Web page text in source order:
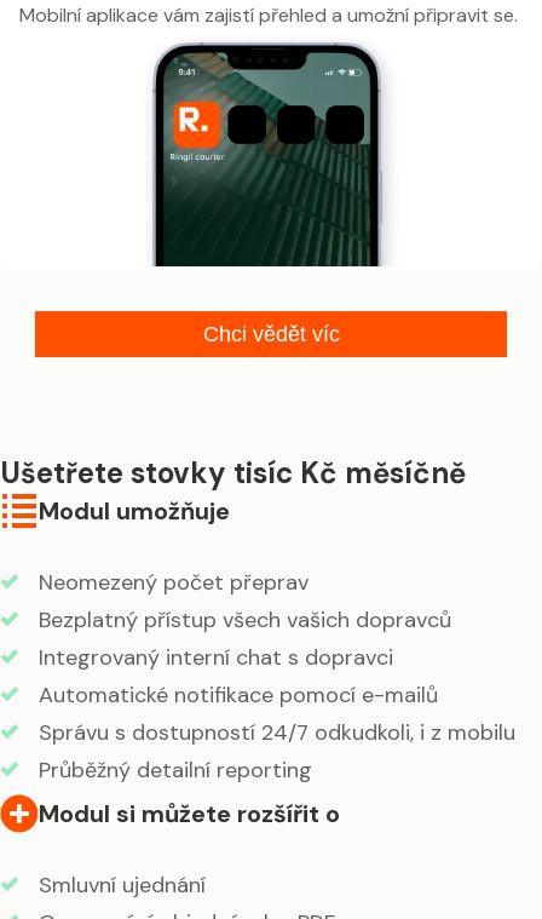
Mobilní aplikace vám zajistí přehled a umožní připravit se.
Chci vědět víc
Ušetřete stovky tisíc Kč měsíčně
Modul umožňuje
Neomezený počet přeprav
Bezplatný přístup všech vašich dopravců
Integrovaný interní chat s dopravci
Automatické notifikace pomocí e-mailů
Správu s dostupností 24/7 odkudkoli, i z mobilu
Průběžný detailní reporting
Modul si můžete rozšířit o
Smluvní ujednání